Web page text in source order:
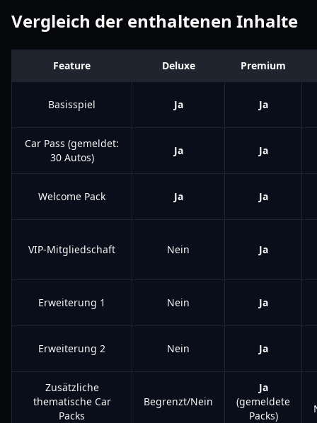
Vergleich der enthaltenen Inhalte
Feature Deluxe Premium
Basisspiel Ja Ja
Car Pass (gemeldet:
30 Autos)
Ja Ja
Welcome Pack Ja Ja
VIP-Mitgliedschaft Nein Ja
Erweiterung 1 Nein Ja
Erweiterung 2 Nein Ja
Zusätzliche
thematische Car
Packs
Begrenzt/Nein
Ja
(gemeldete
Packs)